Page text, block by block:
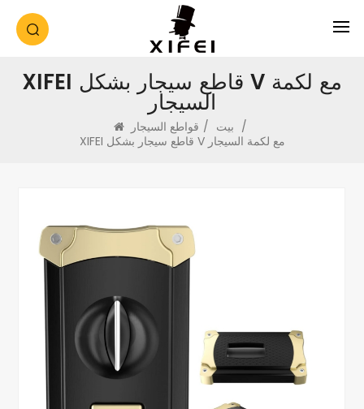
XIFEI قاطع سيجار بشكل V مع لكمة
السيجار
بيت / قواطع السيجار
/
XIFEI قاطع سيجار بشكل V مع لكمة السيجار